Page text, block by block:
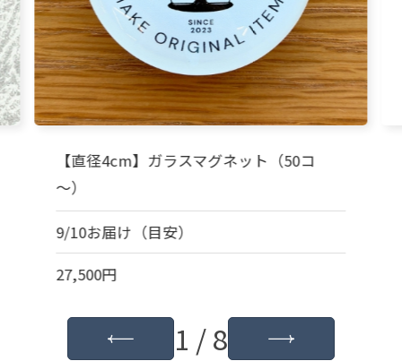
【直径4cm】ガラスマグネット（50コ
～）
9/10お届け（目安）
27,500円
1 / 8